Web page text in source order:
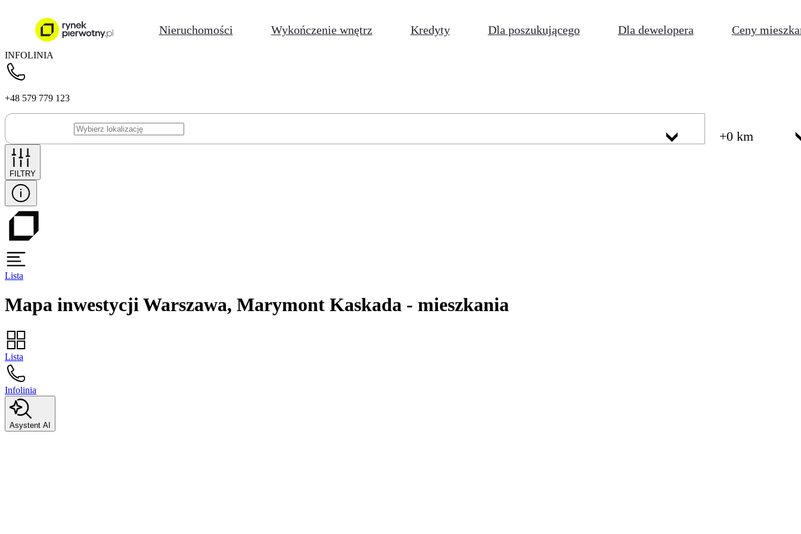
Nieruchomości Wykończenie wnętrz Kredyty Dla poszukującego Dla dewelopera Ceny
INFOLINIA
+48 579 779 123
+0 km
FILTRY
Lista
Mapa inwestycji Warszawa, Marymont Kaskada - mieszkania
Lista
Infolinia
Asystent AI